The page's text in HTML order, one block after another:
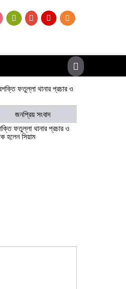
ফতুল্লা থানার প্রচার ও মিডিয়া সম্পাদক হলেন
জনপ্রিয় সংবাদ
ফতুল্লা থানার প্রচার ও
হলেন সিয়াম